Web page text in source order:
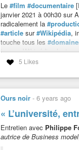
Le #film #documentaire
janvier 2021 à 00h30 sur
radicalement la
#article sur#Wikipédia,
touche tous les
temps. Wikipédia s’est
millénaires par les
documentaire plonge au
#anonymesoriginaires
projet dès son lancement,
exemple, les#femmeset
#contributrices
visée véritablement
5 Likes
Ours noir - 6 years ago
« L’université,
Entretien avec Philippe
autrice de Business model